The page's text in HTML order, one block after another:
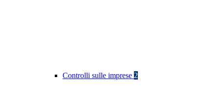
Controlli sulle imprese 2